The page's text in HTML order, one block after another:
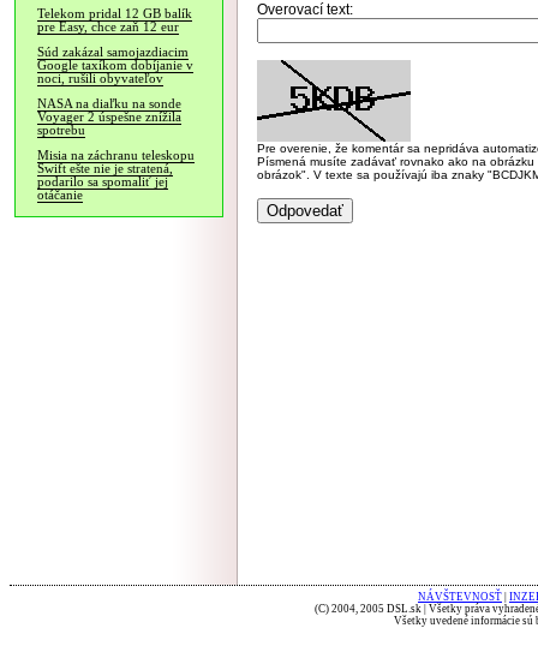
Telekom pridal 12 GB balík
pre Easy, chce zaň 12 eur
Súd zakázal samojazdiacim
Google taxíkom dobíjanie v
noci, rušili obyvateľov
NASA na diaľku na sonde
Voyager 2 úspešne znížila
spotrebu
Misia na záchranu teleskopu
Swift ešte nie je stratená,
podarilo sa spomaliť jej
otáčanie
Overovací text:
Pre overenie, že komentár sa nepridáva
Písmená musíte zadávať rovnako ako na
obrázok". V texte sa používajú iba znaky
NÁVŠTEVNOSŤ
(C) 2004, 2005 DSL.sk | Všetky práva
Všetky uvedené informácie sú